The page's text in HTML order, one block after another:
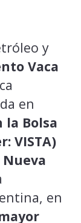
y
Vaca
en
la Bolsa
VISTA)
en